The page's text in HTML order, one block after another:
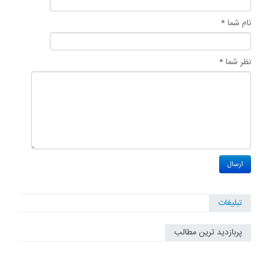
نام شما *
نظر شما *
تبلیغات
پربازدید ترین مطالب